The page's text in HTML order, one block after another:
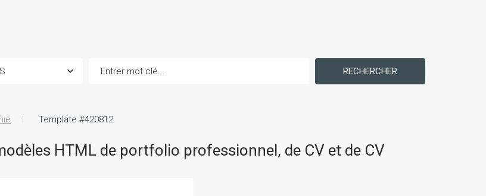
RECHERCHER
Template #420812
HTML de portfolio professionnel, de CV et de CV